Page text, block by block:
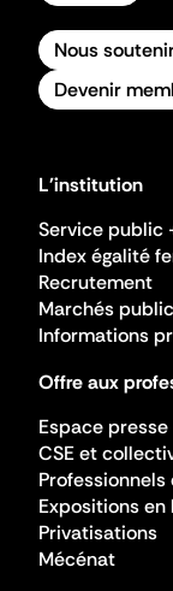
Nous
Devenir
L'institution
Service public
Index égalité
Recrutement
Marchés
Informations
Offre aux
Espace presse
CSE et
Expositions
Privatisations
Mécénat